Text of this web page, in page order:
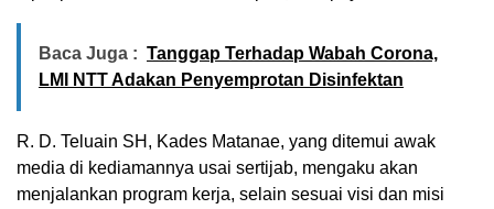
Baca Juga : Tanggap Terhadap Wabah Corona,
LMI NTT Adakan Penyemprotan Disinfektan
R. D. Teluain SH, Kades Matanae, yang ditemui awak
media di kediamannya usai sertijab, mengaku akan
menjalankan program kerja, selain sesuai visi dan misi